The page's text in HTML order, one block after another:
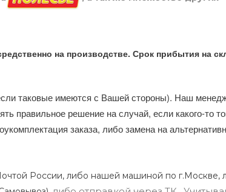
на производстве. Срок прибытия на
таковые имеются с Вашей стороны). Наш
правильное решение на случай, если какого-то
заказа, либо замена на
России, либо нашей машиной по г.Москве,